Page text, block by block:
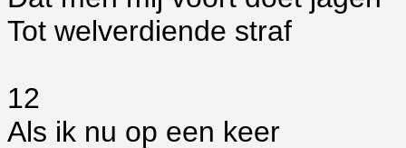
Tot welverdiende straf
12
Als ik nu op een keer